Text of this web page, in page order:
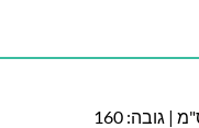
רוחב: 63.5 ס"מ | עומק: 125 ס"מ | גובה: 160